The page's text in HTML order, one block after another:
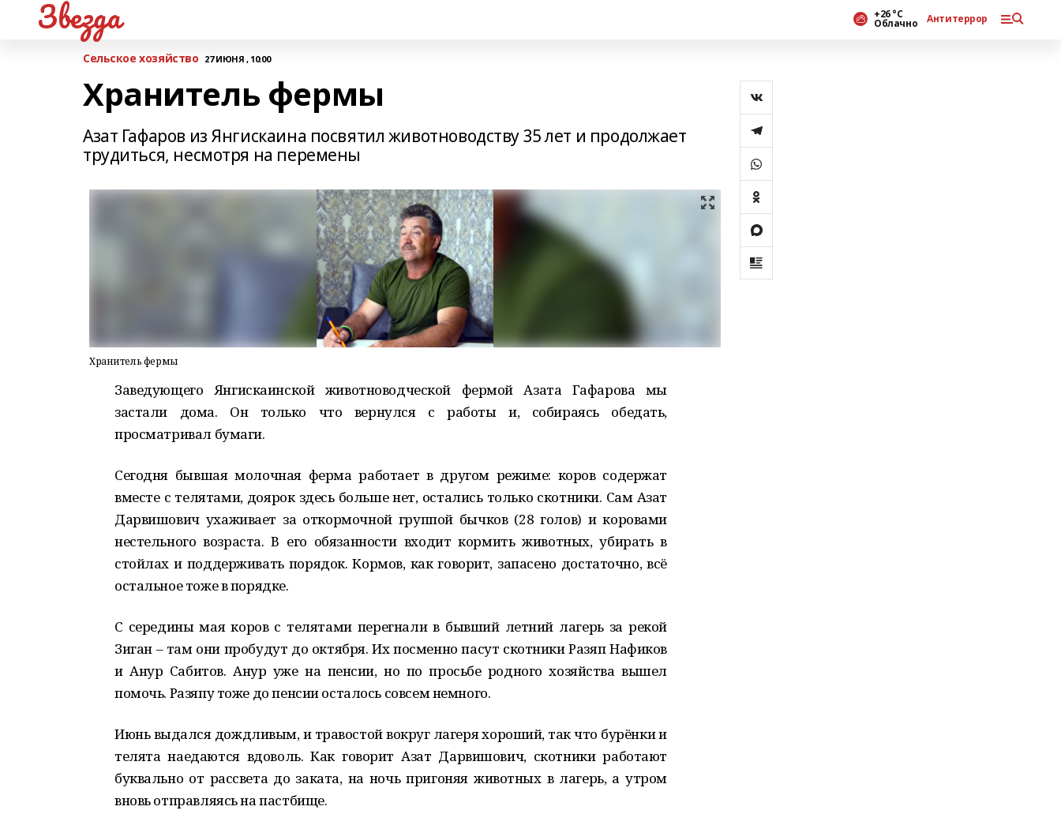
Звезда +26 °С
Облачно Антитеррор
Сельское хозяйство 27 ИЮНЯ , 10:00
Хранитель фермы
Азат Гафаров из Янгискаина посвятил животноводству 35 лет и продолжает
трудиться, несмотря на перемены
Хранитель фермы
Заведующего Янгискаинской животноводческой фермой Азата Гафарова мы
застали дома. Он только что вернулся с работы и, собираясь обедать,
просматривал бумаги.
Сегодня бывшая молочная ферма работает в другом режиме: коров содержат
вместе с телятами, доярок здесь больше нет, остались только скотники. Сам Азат
Дарвишович ухаживает за откормочной группой бычков (28 голов) и коровами
нестельного возраста. В его обязанности входит кормить животных, убирать в
стойлах и поддерживать порядок. Кормов, как говорит, запасено достаточно, всё
остальное тоже в порядке.
С середины мая коров с телятами перегнали в бывший летний лагерь за рекой
Зиган – там они пробудут до октября. Их посменно пасут скотники Разяп Нафиков
и Анур Сабитов. Анур уже на пенсии, но по просьбе родного хозяйства вышел
помочь. Разяпу тоже до пенсии осталось совсем немного.
Июнь выдался дождливым, и травостой вокруг лагеря хороший, так что бурёнки и
телята наедаются вдоволь. Как говорит Азат Дарвишович, скотники работают
буквально от рассвета до заката, на ночь пригоняя животных в лагерь, а утром
вновь отправляясь на пастбище.